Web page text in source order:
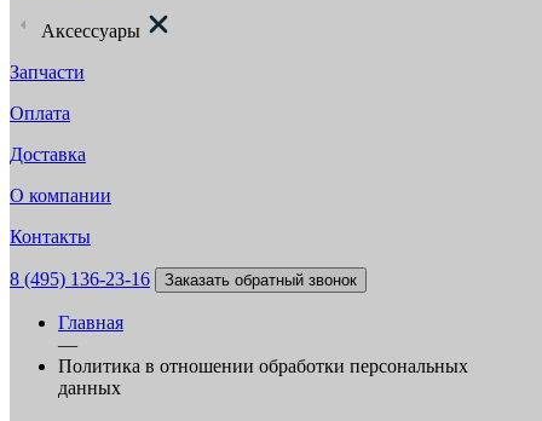
Аксессуары
Запчасти
Оплата
Доставка
О компании
Контакты
8 (495) 136-23-16 Заказать обратный звонок
Главная
—
Политика в отношении обработки персональных
данных